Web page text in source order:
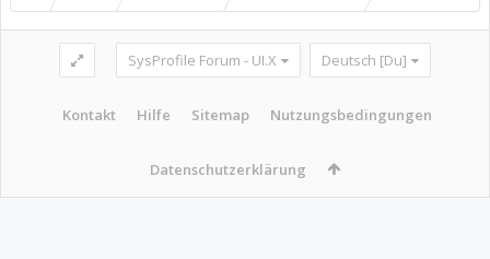
SysProfile Forum - UI.X Deutsch [Du]
Kontakt Hilfe Sitemap Nutzungsbedingungen
Datenschutzerklärung